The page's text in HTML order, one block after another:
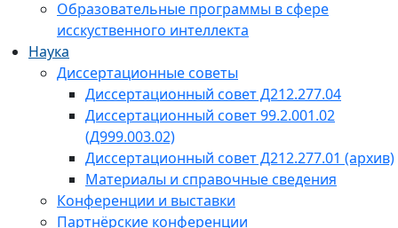
Образовательные программы в сфере
исскуственного интеллекта
Наука
Диссертационные советы
Диссертационный совет Д212.277.04
Диссертационный совет 99.2.001.02
(Д999.003.02)
Диссертационный совет Д212.277.01 (архив)
Материалы и справочные сведения
Конференции и выставки
Партнёрские конференции